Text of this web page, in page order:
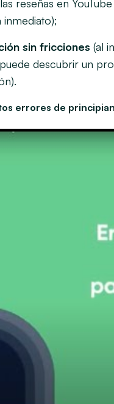
reseñas en
sin fricciones (al
descubrir un
errores de